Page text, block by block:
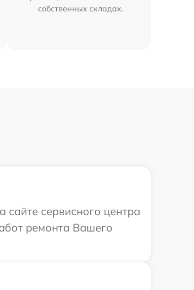
собственных складах.
сервисного центра
ремонта Вашего